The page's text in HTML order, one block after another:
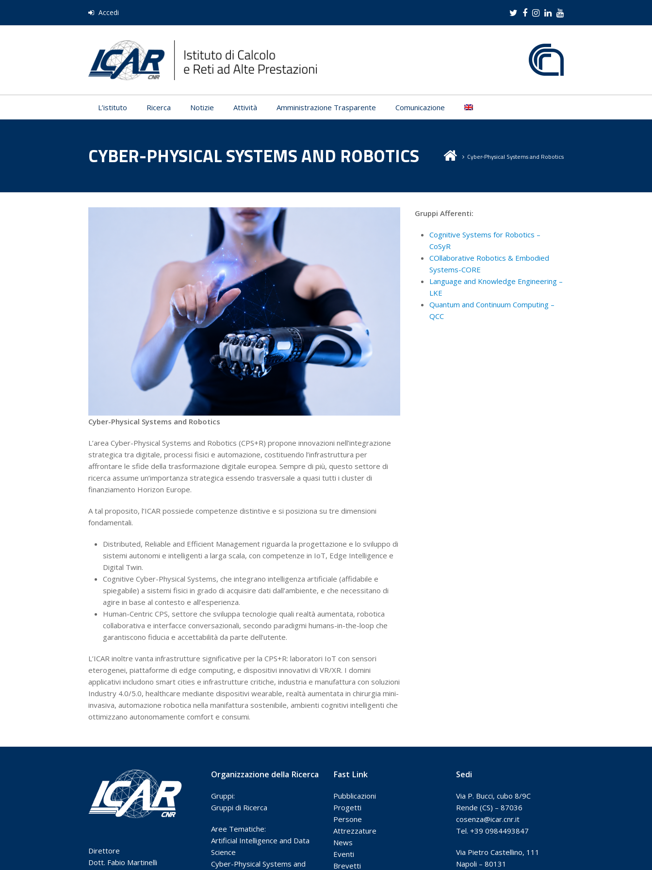
Accedi Twitter
Facebook
Instagram
LinkedIn
Youtube
L’istituto Ricerca Notizie Attività Amministrazione Trasparente Comunicazione
CYBER-PHYSICAL SYSTEMS AND ROBOTICS Cyber-Physical Systems and Robotics
Cyber-Physical Systems and Robotics
L’area Cyber-Physical Systems and Robotics (CPS+R) propone innovazioni nell’integrazione
strategica tra digitale, processi fisici e automazione, costituendo l’infrastruttura per
affrontare le sfide della trasformazione digitale europea. Sempre di più, questo settore di
ricerca assume un’importanza strategica essendo trasversale a quasi tutti i cluster di
finanziamento Horizon Europe.
A tal proposito, l’ICAR possiede competenze distintive e si posiziona su tre dimensioni
fondamentali.
Distributed, Reliable and Efficient Management riguarda la progettazione e lo sviluppo di
sistemi autonomi e intelligenti a larga scala, con competenze in IoT, Edge Intelligence e
Digital Twin.
Cognitive Cyber-Physical Systems, che integrano intelligenza artificiale (affidabile e
spiegabile) a sistemi fisici in grado di acquisire dati dall’ambiente, e che necessitano di
agire in base al contesto e all’esperienza.
Human-Centric CPS, settore che sviluppa tecnologie quali realtà aumentata, robotica
collaborativa e interfacce conversazionali, secondo paradigmi humans-in-the-loop che
garantiscono fiducia e accettabilità da parte dell’utente.
L’ICAR inoltre vanta infrastrutture significative per la CPS+R: laboratori IoT con sensori
eterogenei, piattaforme di edge computing, e dispositivi innovativi di VR/XR. I domini
applicativi includono smart cities e infrastrutture critiche, industria e manufattura con soluzioni
Industry 4.0/5.0, healthcare mediante dispositivi wearable, realtà aumentata in chirurgia mini-
invasiva, automazione robotica nella manifattura sostenibile, ambienti cognitivi intelligenti che
ottimizzano autonomamente comfort e consumi.
Gruppi Afferenti:
Cognitive Systems for Robotics –
CoSyR
COllaborative Robotics & Embodied
Systems-CORE
Language and Knowledge Engineering –
LKE
Quantum and Continuum Computing –
QCC
Direttore
Dott. Fabio Martinelli
Organizzazione della Ricerca
Gruppi:
Gruppi di Ricerca
Aree Tematiche:
Artificial Intelligence and Data
Science
Cyber-Physical Systems and
Fast Link
Pubblicazioni
Progetti
Persone
Attrezzature
News
Eventi
Brevetti
Sedi
Via P. Bucci, cubo 8/9C
Rende (CS) – 87036
cosenza@icar.cnr.it
Tel. +39 0984493847
Via Pietro Castellino, 111
Napoli – 80131